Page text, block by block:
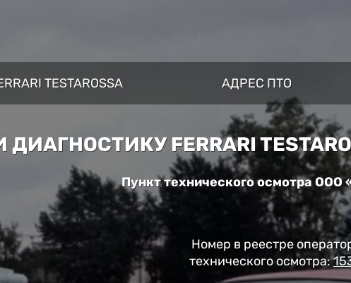
TESTAROSSA АДРЕС ПТО
FERRARI
Пункт технического осмотра ООО
Номер в реестре
технического осмотра: